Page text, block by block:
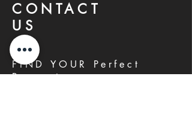
CONTACT
US
FIND YOUR Perfect
Property